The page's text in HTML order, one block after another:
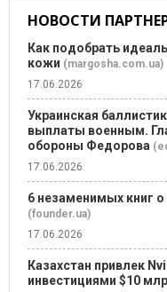
НОВОСТИ
Как подобрать
кожи (margosha.com.ua)
17.06.2026
Украинская
выплаты военным.
обороны Федорова
17.06.2026
6 незаменимых книг
(founder.ua)
17.06.2026
Казахстан привлек
инвестициями $10